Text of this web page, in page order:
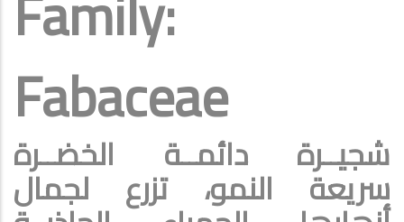
Fabaceae
شجيــرة دائمــة الخضــرة
سريعة النمو، تزرع لجمال